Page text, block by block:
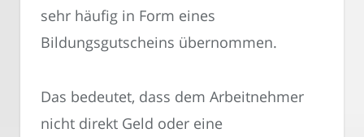
sehr häufig in Form eines
Bildungsgutscheins übernommen.
Das bedeutet, dass dem Arbeitnehmer
nicht direkt Geld oder eine